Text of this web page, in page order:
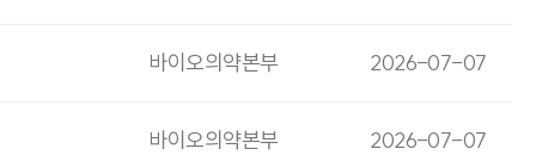
바이오의약본부 2026-07-07
바이오의약본부 2026-07-07